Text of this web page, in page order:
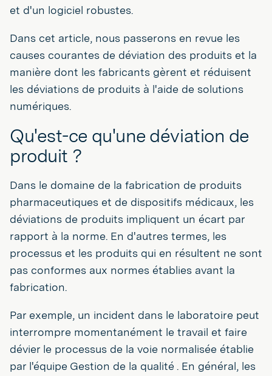
et d'un logiciel robustes.
Dans cet article, nous passerons en revue les
causes courantes de déviation des produits et la
manière dont les fabricants gèrent et réduisent
les déviations de produits à l'aide de solutions
numériques.
Qu'est-ce qu'une déviation de
produit ?
Dans le domaine de la fabrication de produits
pharmaceutiques et de dispositifs médicaux, les
déviations de produits impliquent un écart par
rapport à la norme. En d'autres termes, les
processus et les produits qui en résultent ne sont
pas conformes aux normes établies avant la
fabrication.
Par exemple, un incident dans le laboratoire peut
interrompre momentanément le travail et faire
dévier le processus de la voie normalisée établie
par l'équipe Gestion de la qualité . En général, les